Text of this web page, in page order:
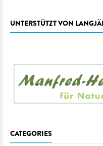
UNTERSTÜTZT VON
CATEGORIES